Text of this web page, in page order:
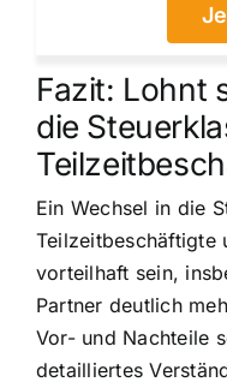
Fazit: Lohnt
die
Ein Wechsel in die
Teilzeitbeschäftigte
vorteilhaft sein,
Partner deutlich
Vor- und Nachteile
detailliertes